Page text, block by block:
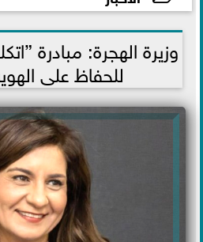
2021-12-19 00:45:04
وزيرة الهجرة: مبادرة
للحفاظ على